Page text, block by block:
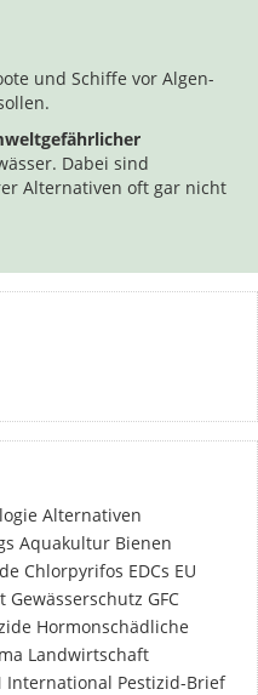
und Schiffe vor Algen-
Dabei sind
Alternativen oft gar nicht
Alternativen
Aquakultur Bienen
Chlorpyrifos EDCs EU
Gewässerschutz GFC
Hormonschädliche
Landwirtschaft
International Pestizid-Brief